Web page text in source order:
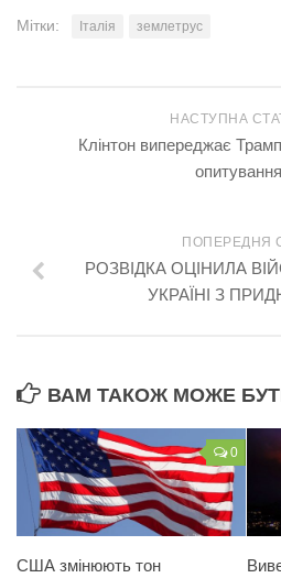
Мітки: Італія землетрус
НАСТУПНА
Клінтон випереджає
опитування
ПОПЕРЕДНЯ
РОЗВІДКА ОЦІНИЛА
УКРАЇНІ З
ВАМ ТАКОЖ МОЖЕ
0
США змінюють тон